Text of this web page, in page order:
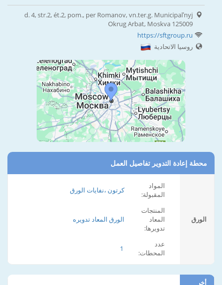
d. 4, str.2, ét.2, pom., per Romanov, vn.ter.g. Municipalʹnyj
Okrug Arbat, Moskva 125009
https://sftgroup.ru
روسيا الاتحادية
محطة إعادة التدوير تفاصيل العمل
الورق
المواد
المقبولة:
كرتون ،نفايات الورق
المنتجات
المعاد
تدويرها:
الورق المعاد تدويره
عدد
المحطات:
1
أخر